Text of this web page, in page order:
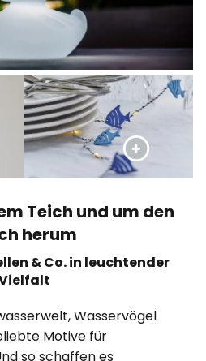
Teich und um den
herum
& Co. in leuchtender
Wasservögel
Motive für
so schaffen es